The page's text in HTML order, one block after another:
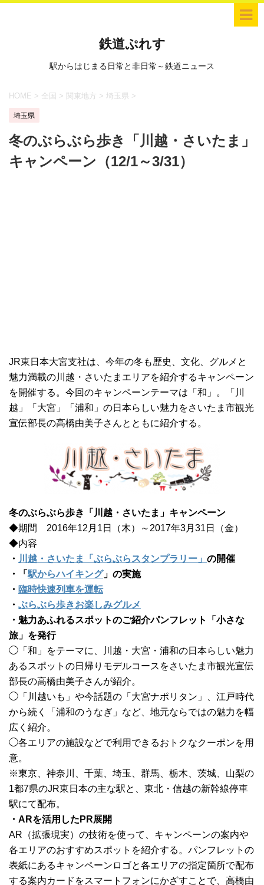
鉄道ぷれす
駅からはじまる日常と非日常～鉄道ニュース
HOME > 全国 > 関東地方 > 埼玉県 >
埼玉県
冬のぶらぶら歩き「川越・さいたま」
キャンペーン（12/1～3/31）
JR東日本大宮支社は、今年の冬も歴史、文化、グルメと
魅力満載の川越・さいたまエリアを紹介するキャンペーン
を開催する。今回のキャンペーンテーマは「和」。「川
越」「大宮」「浦和」の日本らしい魅力をさいたま市観光
宣伝部長の高橋由美子さんとともに紹介する。
冬のぶらぶら歩き「川越・さいたま」キャンペーン
◆期間 2016年12月1日（木）～2017年3月31日（金）
◆内容
・ 川越・さいたま「ぶらぶらスタンプラリー」 の開催
・「 駅からハイキング」の実施
・ 臨時快速列車を運転
・ ぶらぶら歩きお楽しみグルメ
・魅力あふれるスポットのご紹介パンフレット「小さな
旅」を発行
◯「和」をテーマに、川越・大宮・浦和の日本らしい魅力
あるスポットの日帰りモデルコースをさいたま市観光宣伝
部長の高橋由美子さんが紹介。
◯「川越いも」や今話題の「大宮ナポリタン」、江戸時代
から続く「浦和のうなぎ」など、地元ならではの魅力を幅
広く紹介。
◯各エリアの施設などで利用できるおトクなクーポンを用
意。
※東京、神奈川、千葉、埼玉、群馬、栃木、茨城、山梨の
1都7県のJR東日本の主な駅と、東北・信越の新幹線停車
駅にて配布。
・ARを活用したPR展開
AR（拡張現実）の技術を使って、キャンペーンの案内や
各エリアのおすすめスポットを紹介する。パンフレットの
表紙にあるキャンペーンロゴと各エリアの指定箇所で配布
する案内カードをスマートフォンにかざすことで、高橋由